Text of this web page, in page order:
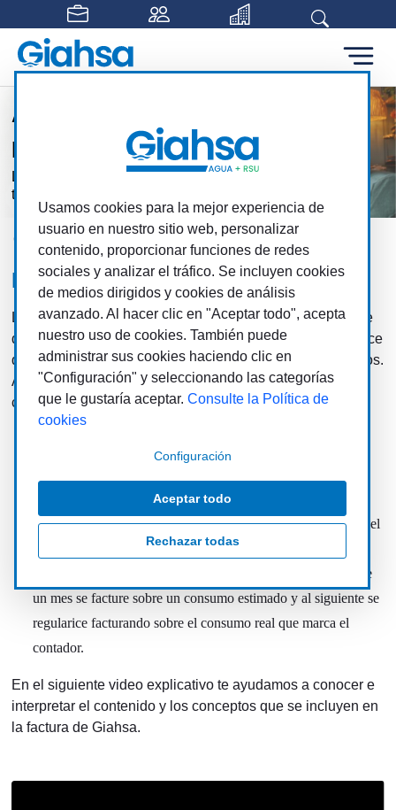
Saltar al contenido principal
Atención personalizada
para cada usuario
Los clientes, los usuarios, son el centro de
todas nuestras acciones
Giahsa Clientes Factura Giahsa
La factura de Giahsa
La factura de los servicios que presta Giahsa se compone
de múltiples conceptos, con distintas variables, lo que hace
que en ocasiones pueda resultar difícil interpretar los datos.
A la hora de aportar información sobre una factura,
conviene tener en cuenta que:
personas empadronadas en una vivienda inciden de forma
La factura se emite todos los meses, mientras que la lectura del
contador se realiza cada dos meses. Esta medida, concebida
para facilitar a los usuarios un pago escalonado, conlleva que
un mes se facture sobre un consumo estimado y al siguiente se
regularice facturando sobre el consumo real que marca el
contador.
En el siguiente video explicativo te ayudamos a conocer e
interpretar el contenido y los conceptos que se incluyen en
la factura de Giahsa.
Usamos cookies para la mejor experiencia de
usuario en nuestro sitio web, personalizar
contenido, proporcionar funciones de redes
sociales y analizar el tráfico. Se incluyen cookies
de medios dirigidos y cookies de análisis
avanzado. Al hacer clic en "Aceptar todo", acepta
nuestro uso de cookies. También puede
administrar sus cookies haciendo clic en
"Configuración" y seleccionando las categorías
que le gustaría aceptar. Consulte la Política de
cookies
Configuración
Aceptar todo
Rechazar todas